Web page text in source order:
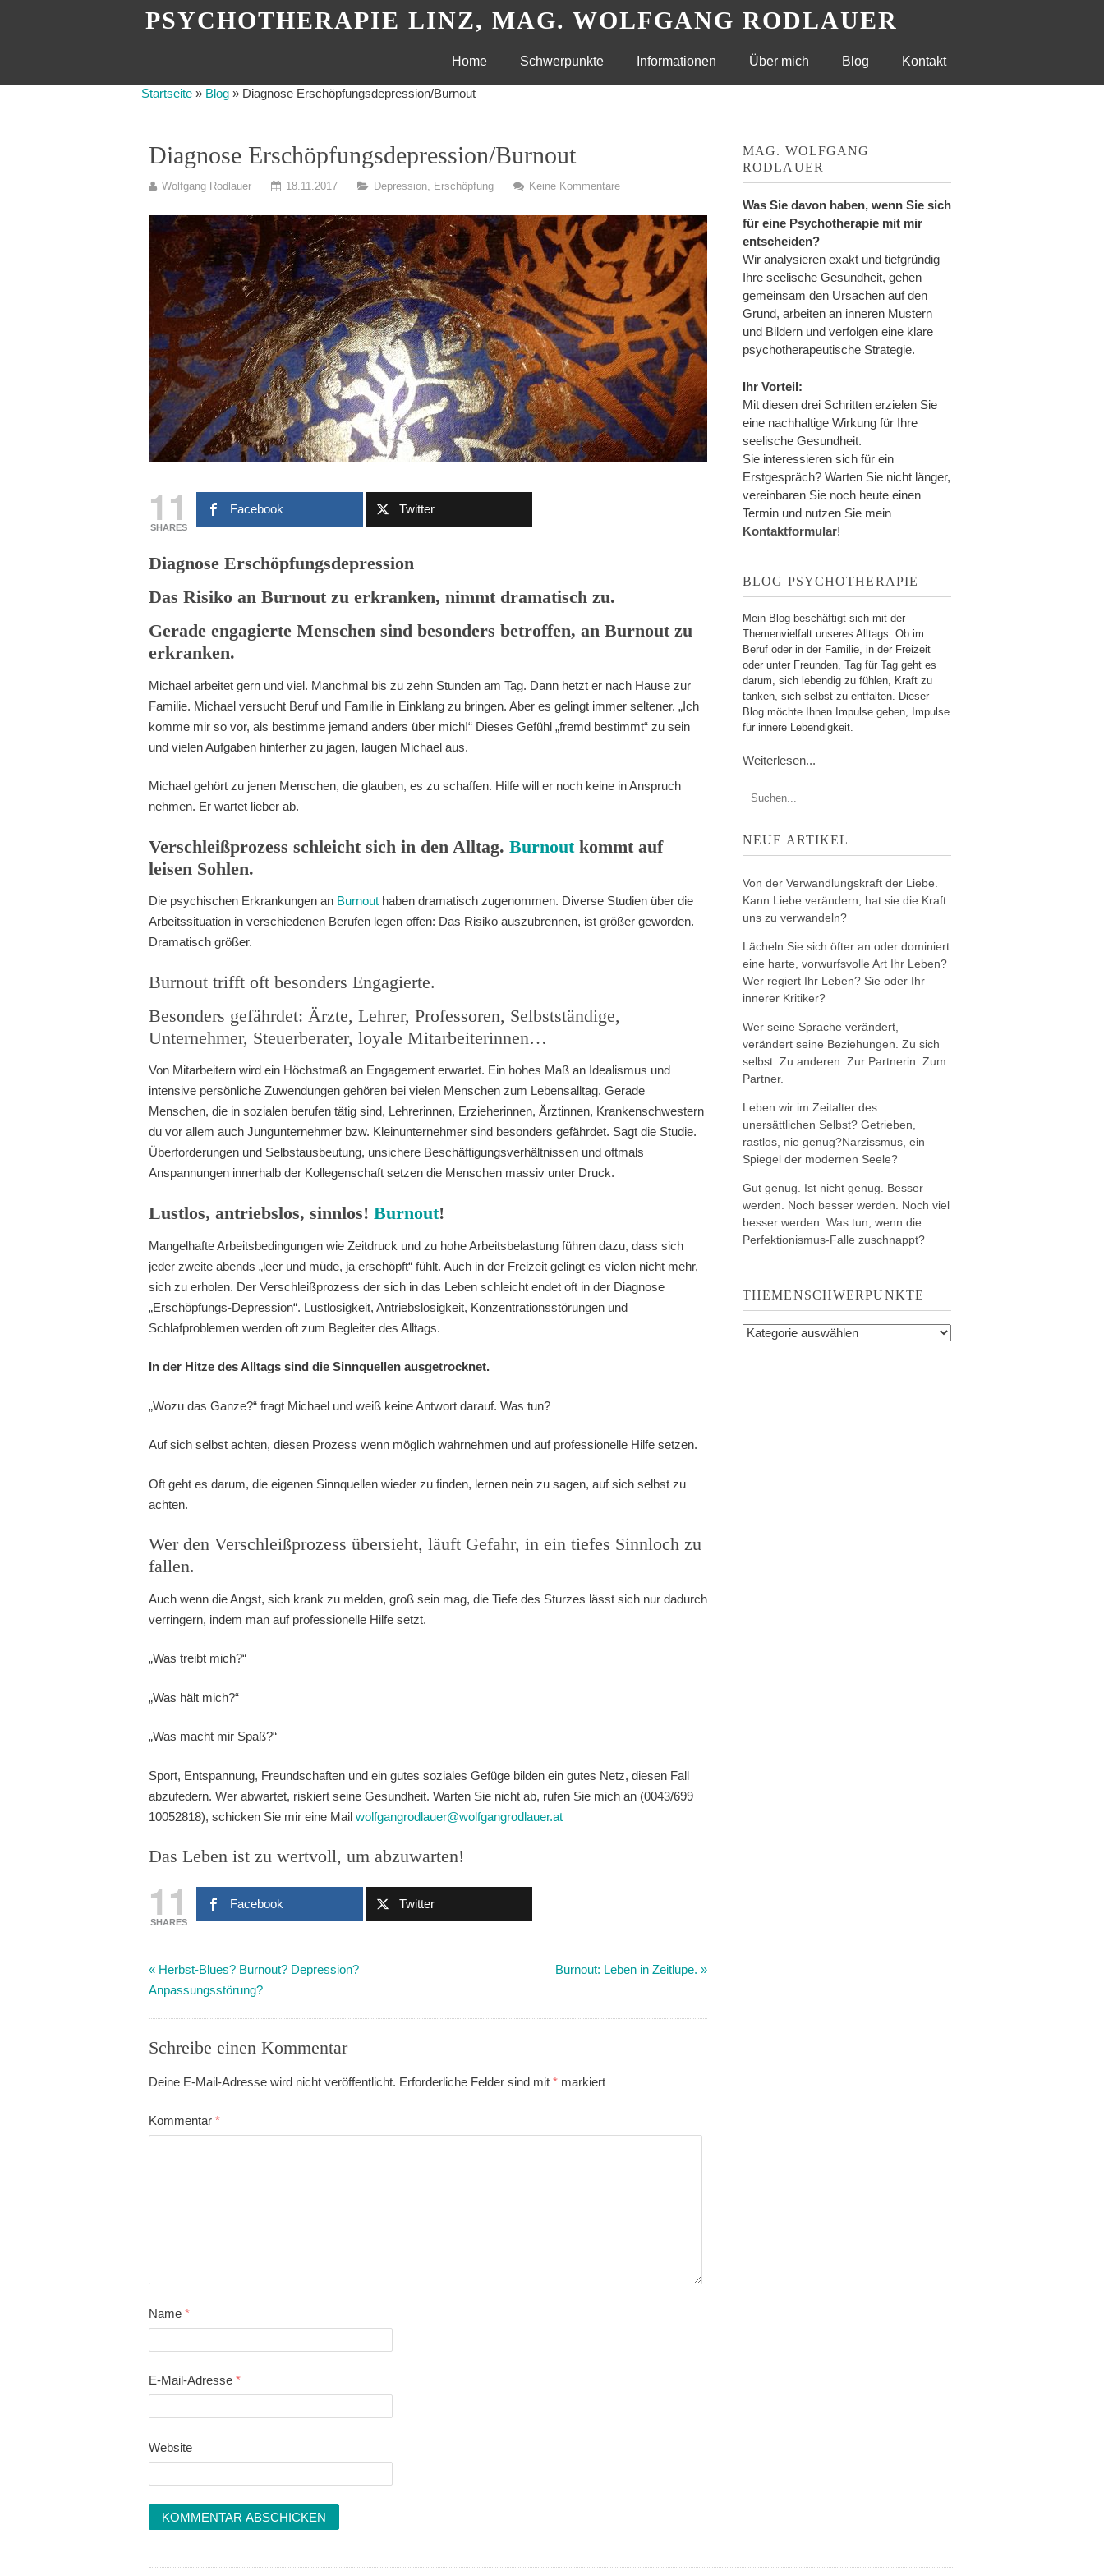
PSYCHOTHERAPIE LINZ, MAG. WOLFGANG RODLAUER
Skip
to
Home Schwerpunkte Informationen Über mich Blog Kontakt
Startseite » Blog » Diagnose Erschöpfungsdepression/Burnout
Diagnose Erschöpfungsdepression/Burnout
Wolfgang Rodlauer 18.11.2017 Depression Erschöpfung Keine Kommentare
11
SHARES
Facebook Twitter
Diagnose Erschöpfungsdepression
Das Risiko an Burnout zu erkranken, nimmt dramatisch zu.
Gerade engagierte Menschen sind besonders betroffen, an Burnout zu
erkranken.
Michael arbeitet gern und viel. Manchmal bis zu zehn Stunden am Tag. Dann hetzt er nach Hause zur
Familie. Michael versucht Beruf und Familie in Einklang zu bringen. Aber es gelingt immer seltener. „Ich
komme mir so vor, als bestimme jemand anders über mich!“ Dieses Gefühl „fremd bestimmt“ zu sein
und vielen Aufgaben hinterher zu jagen, laugen Michael aus.
Michael gehört zu jenen Menschen, die glauben, es zu schaffen. Hilfe will er noch keine in Anspruch
nehmen. Er wartet lieber ab.
Verschleißprozess schleicht sich in den Alltag.Burnoutkommt auf
leisen Sohlen.
Die psychischen Erkrankungen an Burnout haben dramatisch zugenommen. Diverse Studien über die
Arbeitssituation in verschiedenen Berufen legen offen: Das Risiko auszubrennen, ist größer geworden.
Dramatisch größer.
Burnout trifft oft besonders Engagierte.
Besonders gefährdet: Ärzte, Lehrer, Professoren, Selbstständige,
Unternehmer, Steuerberater, loyale Mitarbeiterinnen…
Von Mitarbeitern wird ein Höchstmaß an Engagement erwartet. Ein hohes Maß an Idealismus und
intensive persönliche Zuwendungen gehören bei vielen Menschen zum Lebensalltag. Gerade
Menschen, die in sozialen berufen tätig sind, Lehrerinnen, Erzieherinnen, Ärztinnen, Krankenschwestern
du vor allem auch Jungunternehmer bzw. Kleinunternehmer sind besonders gefährdet. Sagt die Studie.
Überforderungen und Selbstausbeutung, unsichere Beschäftigungsverhältnissen und oftmals
Anspannungen innerhalb der Kollegenschaft setzen die Menschen massiv unter Druck.
Lustlos, antriebslos, sinnlos!Burnout!
Mangelhafte Arbeitsbedingungen wie Zeitdruck und zu hohe Arbeitsbelastung führen dazu, dass sich
jeder zweite abends „leer und müde, ja erschöpft“ fühlt. Auch in der Freizeit gelingt es vielen nicht mehr,
sich zu erholen. Der Verschleißprozess der sich in das Leben schleicht endet oft in der Diagnose
„Erschöpfungs-Depression“. Lustlosigkeit, Antriebslosigkeit, Konzentrationsstörungen und
Schlafproblemen werden oft zum Begleiter des Alltags.
In der Hitze des Alltags sind die Sinnquellen ausgetrocknet.
„Wozu das Ganze?“ fragt Michael und weiß keine Antwort darauf. Was tun?
Auf sich selbst achten, diesen Prozess wenn möglich wahrnehmen und auf professionelle Hilfe setzen.
Oft geht es darum, die eigenen Sinnquellen wieder zu finden, lernen nein zu sagen, auf sich selbst zu
achten.
Wer den Verschleißprozess übersieht, läuft Gefahr, in ein tiefes Sinnloch zu
fallen.
Auch wenn die Angst, sich krank zu melden, groß sein mag, die Tiefe des Sturzes lässt sich nur dadurch
verringern, indem man auf professionelle Hilfe setzt.
„Was treibt mich?“
„Was hält mich?“
„Was macht mir Spaß?“
Sport, Entspannung, Freundschaften und ein gutes soziales Gefüge bilden ein gutes Netz, diesen Fall
abzufedern. Wer abwartet, riskiert seine Gesundheit. Warten Sie nicht ab, rufen Sie mich an (0043/699
10052818), schicken Sie mir eine Mailwolfgangrodlauer@wolfgangrodlauer.at
Das Leben ist zu wertvoll, um abzuwarten!
11
SHARES
Facebook Twitter
« Herbst-Blues? Burnout? Depression?
Anpassungsstörung?
Burnout: Leben in Zeitlupe. »
Schreibe einen Kommentar
Deine E-Mail-Adresse wird nicht veröffentlicht. Erforderliche Felder sind mit* markiert
Kommentar*
Name*
E-Mail-Adresse*
Website
MAG. WOLFGANG
RODLAUER
Was Sie davon haben, wenn Sie sich
für eine Psychotherapie mit mir
entscheiden?
Wir analysieren exakt und tiefgründig
Ihre seelische Gesundheit, gehen
gemeinsam den Ursachen auf den
Grund, arbeiten an inneren Mustern
und Bildern und verfolgen eine klare
psychotherapeutische Strategie.
Ihr Vorteil:
Mit diesen drei Schritten erzielen Sie
eine nachhaltige Wirkung für Ihre
seelische Gesundheit.
Sie interessieren sich für ein
Erstgespräch? Warten Sie nicht länger,
vereinbaren Sie noch heute einen
Termin und nutzen Sie mein
Kontaktformular!
BLOG PSYCHOTHERAPIE
Mein Blog beschäftigt sich mit der
Themenvielfalt unseres Alltags. Ob im
Beruf oder in der Familie, in der Freizeit
oder unter Freunden, Tag für Tag geht es
darum, sich lebendig zu fühlen, Kraft zu
tanken, sich selbst zu entfalten. Dieser
Blog möchte Ihnen Impulse geben, Impulse
für innere Lebendigkeit.
Weiterlesen...
NEUE ARTIKEL
Von der Verwandlungskraft der Liebe.
Kann Liebe verändern, hat sie die Kraft
uns zu verwandeln?
Lächeln Sie sich öfter an oder dominiert
eine harte, vorwurfsvolle Art Ihr Leben?
Wer regiert Ihr Leben? Sie oder Ihr
innerer Kritiker?
Wer seine Sprache verändert,
verändert seine Beziehungen. Zu sich
selbst. Zu anderen. Zur Partnerin. Zum
Partner.
Leben wir im Zeitalter des
unersättlichen Selbst? Getrieben,
rastlos, nie genug?Narzissmus, ein
Spiegel der modernen Seele?
Gut genug. Ist nicht genug. Besser
werden. Noch besser werden. Noch viel
besser werden. Was tun, wenn die
Perfektionismus-Falle zuschnappt?
THEMENSCHWERPUNKTE
Themenschwerpunkte